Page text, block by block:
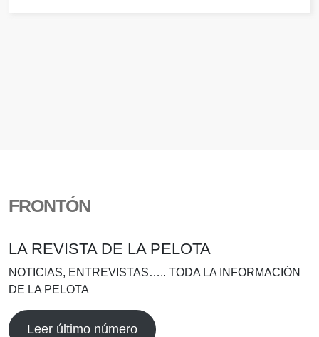
FRONTÓN
LA REVISTA DE LA PELOTA
NOTICIAS, ENTREVISTAS….. TODA LA INFORMACIÓN
DE LA PELOTA
Leer último número